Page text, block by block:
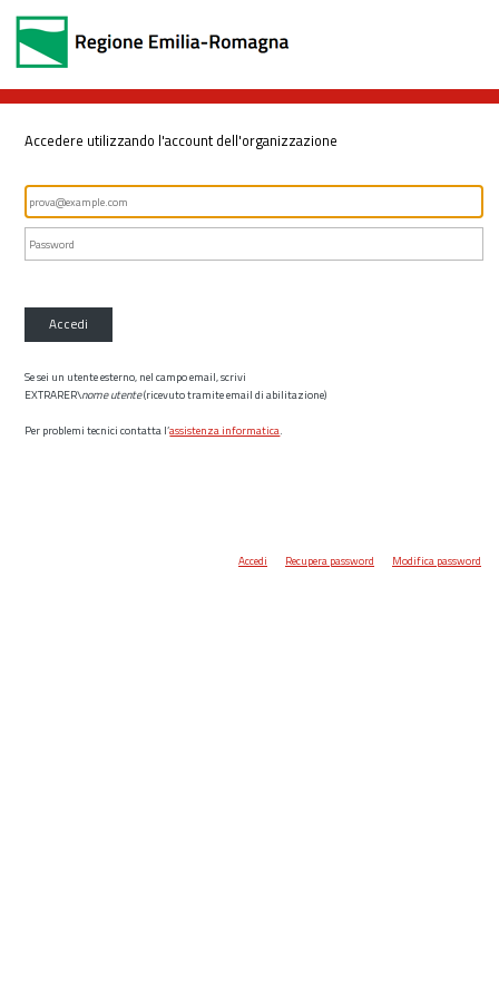
Accedere utilizzando l'account dell'organizzazione
Accedi
Se sei un utente esterno, nel campo email, scrivi
EXTRARER\nome utente(ricevuto tramite email di abilitazione)
Per problemi tecnici contatta l’assistenza informatica.
Accedi Recupera password Modifica password